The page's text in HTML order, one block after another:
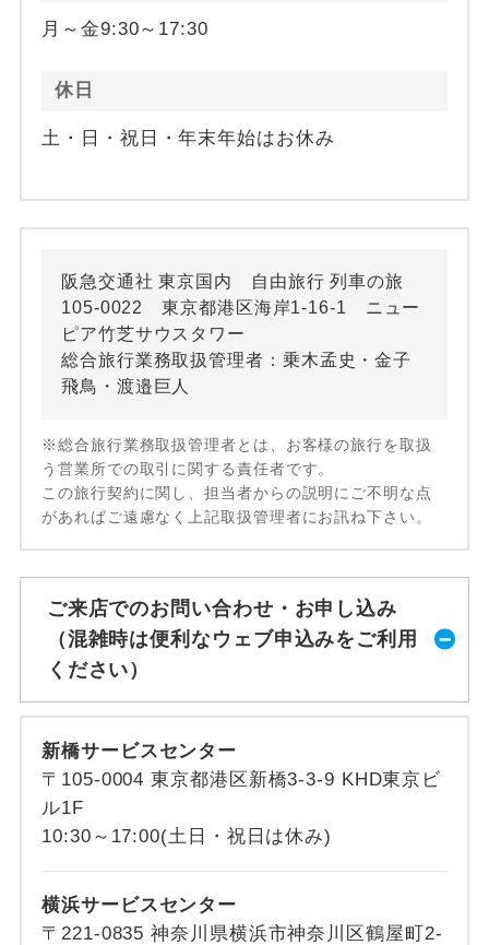
月～金9:30～17:30
休日
土・日・祝日・年末年始はお休み
阪急交通社 東京国内 自由旅行 列車の旅
105-0022 東京都港区海岸1-16-1 ニュー
ピア竹芝サウスタワー
総合旅行業務取扱管理者：乗木孟史・金子
飛鳥・渡邉巨人
※総合旅行業務取扱管理者とは、お客様の旅行を取扱
う営業所での取引に関する責任者です。
この旅行契約に関し、担当者からの説明にご不明な点
があればご遠慮なく上記取扱管理者にお訊ね下さい。
ご来店でのお問い合わせ・お申し込み
（混雑時は便利なウェブ申込みをご利用
ください）
新橋サービスセンター
〒105-0004 東京都港区新橋3-3-9 KHD東京ビ
ル1F
10:30～17:00(土日・祝日は休み)
横浜サービスセンター
〒221-0835 神奈川県横浜市神奈川区鶴屋町2-